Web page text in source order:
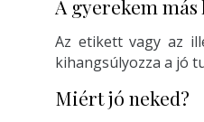
A gyerekem
Az etikett vagy az
kihangsúlyozza a jó
Miért jó neked?